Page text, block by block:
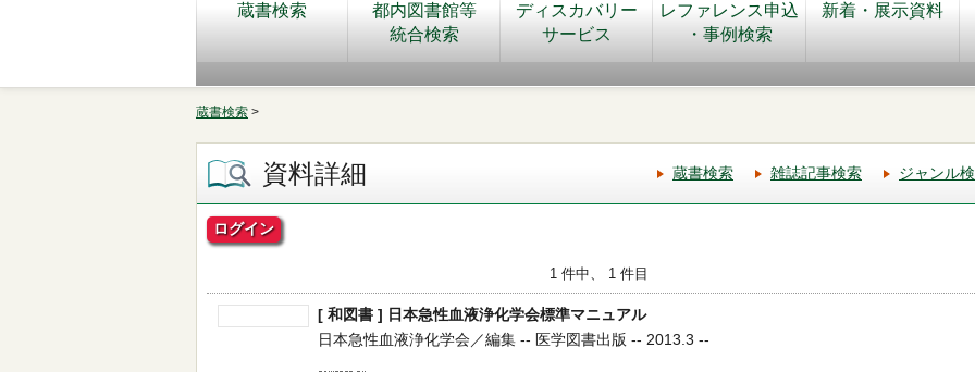
蔵書検索
都内図書館等
統合検索
ディスカバリー
サービス
レファレンス申込
・事例検索
新着・展示資料
蔵書検索 >
資料詳細 蔵書検索 雑誌記事検索 ジャンル
ログイン
1 件中、 1 件目
[ 和図書 ] 日本急性血液浄化学会標準マニュアル
日本急性血液浄化学会／編集 -- 医学図書出版 -- 2013.3 --